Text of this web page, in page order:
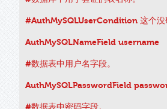
#AuthMySQLUserCondition 这个没
AuthMySQLNameField username
#数据表中用户名字段。
AuthMySQLPasswordField